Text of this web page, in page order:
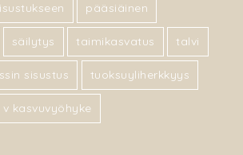
pääsiäinen
säilytys taimikasvatus talvi
sisustus tuoksuyliherkkyys
v kasvuvyöhyke